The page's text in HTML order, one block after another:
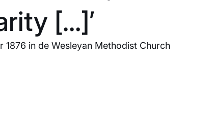
[…]’
in de Wesleyan Methodist Church